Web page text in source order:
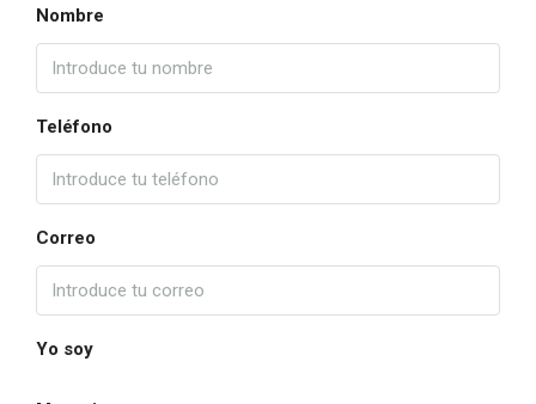
Nombre
Teléfono
Correo
Yo soy